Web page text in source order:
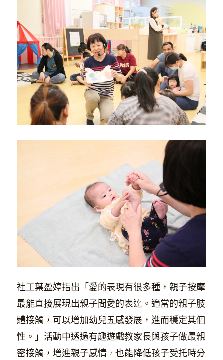
社工葉盈婷指出「愛的表現有很多種，親子按摩
最能直接展現出親子間愛的表達。適當的親子肢
體接觸，可以增加幼兒五感發展，進而穩定其個
性。」活動中透過有趣遊戲教家長與孩子做最親
密接觸，增進親子感情，也能降低孩子受托時分